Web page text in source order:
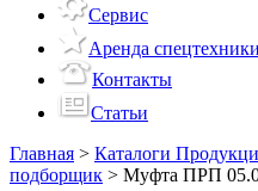
Сервис
Аренда спецтехники
Контакты
Статьи
Главная > Каталоги
подборщик > Муфта ПРП